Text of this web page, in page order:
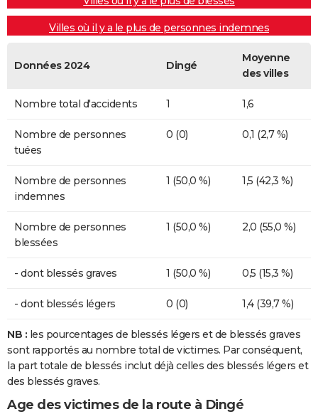
Villes où il y a le plus de personnes indemnes
Données 2024 Dingé
Moyenne
des villes
Nombre total d'accidents 1 1,6
Nombre de personnes
tuées
0 (0) 0,1 (2,7 %)
Nombre de personnes
indemnes
1 (50,0 %) 1,5 (42,3 %)
Nombre de personnes
blessées
1 (50,0 %) 2,0 (55,0 %)
- dont blessés graves 1 (50,0 %) 0,5 (15,3 %)
- dont blessés légers 0 (0) 1,4 (39,7 %)
NB : les pourcentages de blessés légers et de blessés graves
sont rapportés au nombre total de victimes. Par conséquent,
la part totale de blessés inclut déjà celles des blessés légers et
des blessés graves.
Age des victimes de la route à Dingé